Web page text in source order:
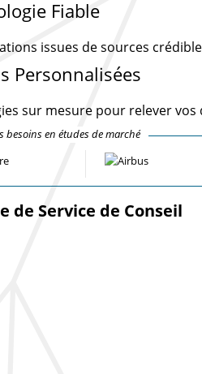
Fiable
issues de sources
Personnalisées
sur mesure pour relever
en études de marché
de Service de Conseil